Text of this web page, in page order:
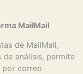
MailMail
de MailMail,
análisis, permite
por correo